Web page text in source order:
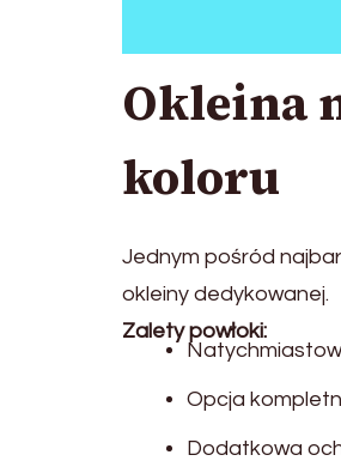
Okleina
koloru
Jednym pośród
okleiny dedykowanej.
Zalety powłoki:
Opcja
Dodatkowa